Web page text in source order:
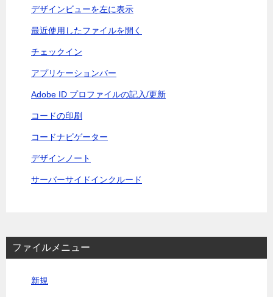
デザインビューを左に表示
最近使用したファイルを開く
チェックイン
アプリケーションバー
Adobe ID プロファイルの記入/更新
コードの印刷
コードナビゲーター
デザインノート
サーバーサイドインクルード
ファイルメニュー
新規